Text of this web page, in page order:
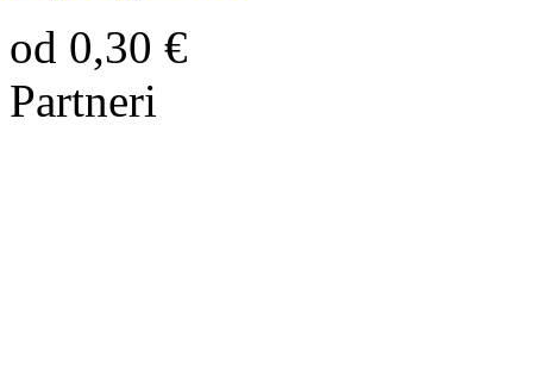
od 0,30 €
Partneri